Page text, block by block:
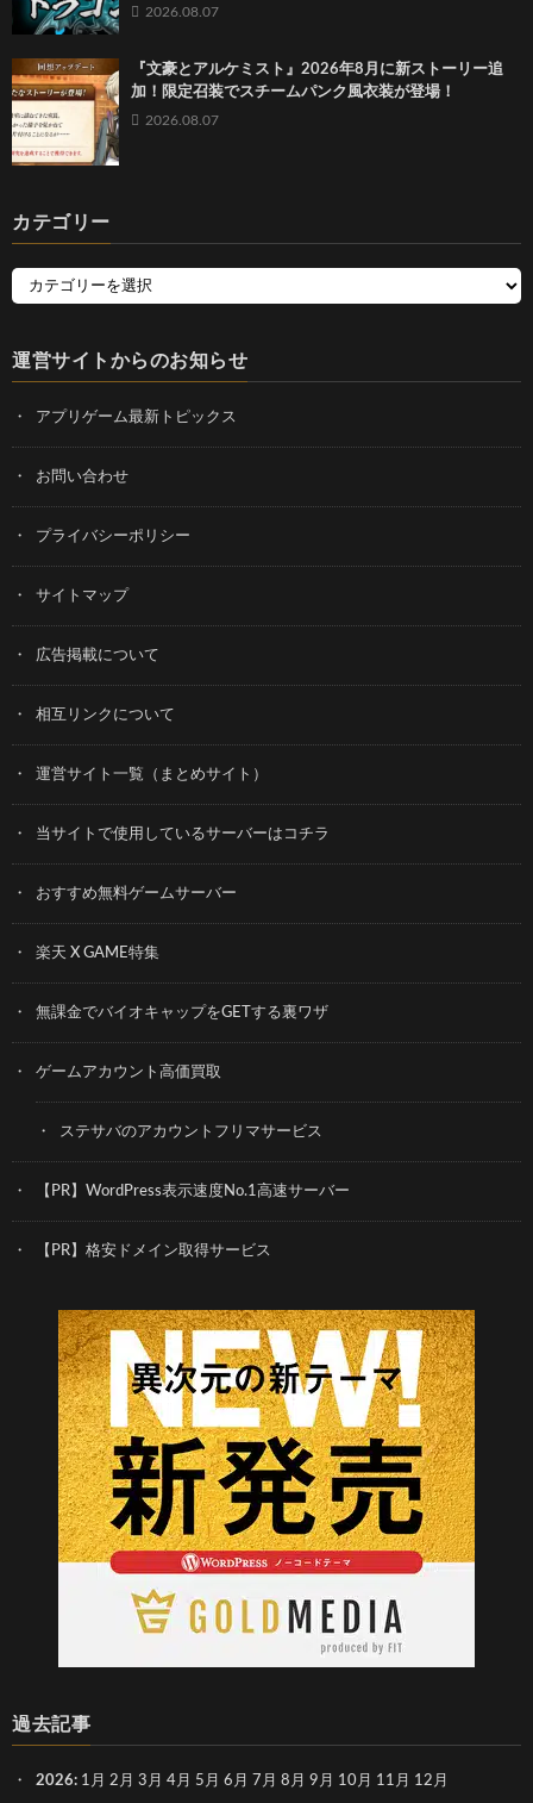
2026.08.07
『文豪とアルケミスト』2026年8月に新ストーリー追
加！限定召装でスチームパンク風衣装が登場！
2026.08.07
カテゴリー
運営サイトからのお知らせ
アプリゲーム最新トピックス
お問い合わせ
プライバシーポリシー
サイトマップ
広告掲載について
相互リンクについて
運営サイト一覧（まとめサイト）
当サイトで使用しているサーバーはコチラ
おすすめ無料ゲームサーバー
楽天 X GAME特集
無課金でバイオキャップをGETする裏ワザ
ゲームアカウント高価買取
ステサバのアカウントフリマサービス
【PR】WordPress表示速度No.1高速サーバー
【PR】格安ドメイン取得サービス
過去記事
2026: 1月 2月 3月 4月 5月 6月 7月 8月 9月 10月 11月 12月